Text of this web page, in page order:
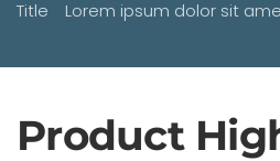
Title
Lorem ipsum dolor sit
Product